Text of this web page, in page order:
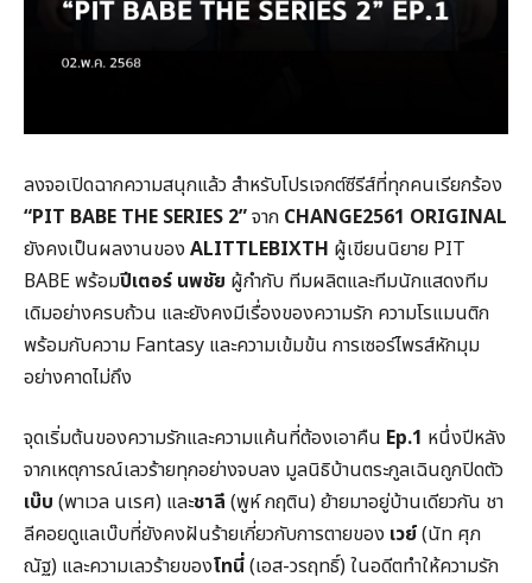
ลงจอเปิดฉากความสนุกแล้ว สำหรับโปรเจกต์ซีรีส์ที่ทุกคนเรียกร้อง
“PIT BABE THE SERIES 2”จาก CHANGE2561 ORIGINAL
ยังคงเป็นผลงานของ ALITTLEBIXTH ผู้เขียนนิยาย PIT
BABE พร้อมปีเตอร์ นพชัย ผู้กำกับ ทีมผลิตและทีมนักแสดงทีม
เดิมอย่างครบถ้วน และยังคงมีเรื่องของความรัก ความโรแมนติก
พร้อมกับความ Fantasy และความเข้มข้น การเซอร์ไพรส์หักมุม
อย่างคาดไม่ถึง
จุดเริ่มต้นของความรักและความแค้นที่ต้องเอาคืน Ep.1 หนึ่งปีหลัง
จากเหตุการณ์เลวร้ายทุกอย่างจบลง มูลนิธิบ้านตระกูลเฉินถูกปิดตัว
เบ๊บ (พาเวล นเรศ) และชาลี (พูห์ กฤติน) ย้ายมาอยู่บ้านเดียวกัน ชา
ลีคอยดูแลเบ๊บที่ยังคงฝันร้ายเกี่ยวกับการตายของ เวย์(นัท ศุภ
ณัฐ) และความเลวร้ายของโทนี่(เอส-วรฤทธิ์) ในอดีตทำให้ความรัก